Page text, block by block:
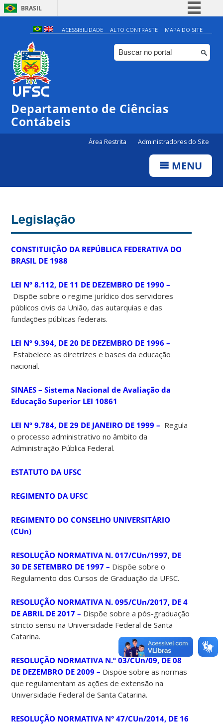
BRASIL
Simplifique!
Comunica BR
Participe
Canais
ACESSIBILIDADE ALTO CONTRASTE MAPA DO SITE
Departamento de Ciências
Contábeis
Área Restrita Administradores do Site
MENU
Legislação
CONSTITUIÇÃO DA REPÚBLICA FEDERATIVA DO
BRASIL DE 1988
LEI Nº 8.112, DE 11 DE DEZEMBRO DE 1990 –
Dispõe sobre o regime jurídico dos servidores
públicos civis da União, das autarquias e das
fundações públicas federais.
LEI Nº 9.394, DE 20 DE DEZEMBRO DE 1996 –
Estabelece as diretrizes e bases da educação
nacional.
SINAES – Sistema Nacional de Avaliação da
Educação Superior LEI 10861
LEI Nº 9.784, DE 29 DE JANEIRO DE 1999 – Regula
o processo administrativo no âmbito da
Administração Pública Federal.
ESTATUTO DA UFSC
REGIMENTO DA UFSC
REGIMENTO DO CONSELHO UNIVERSITÁRIO
(CUn)
RESOLUÇÃO NORMATIVA N. 017/CUn/1997, DE
30 DE SETEMBRO DE 1997 – Dispõe sobre o
Regulamento dos Cursos de Graduação da UFSC.
RESOLUÇÃO NORMATIVA N. 095/CUn/2017, DE 4
DE ABRIL DE 2017 – Dispõe sobre a pós-graduação
stricto sensu na Universidade Federal de Santa
Catarina.
RESOLUÇÃO NORMATIVA N.º 03/CUn/09, DE 08
DE DEZEMBRO DE 2009 – Dispõe sobre as normas
que regulamentam as ações de extensão na
Universidade Federal de Santa Catarina.
RESOLUÇÃO NORMATIVA N° 47/CUn/2014, DE 16